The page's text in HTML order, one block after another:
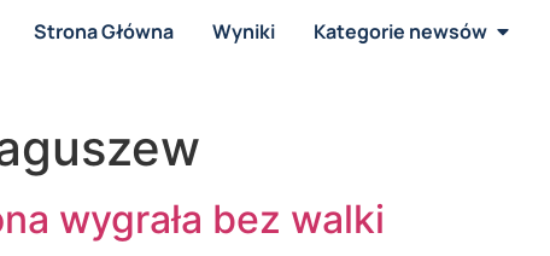
Strona Główna Wyniki Kategorie newsów
wygrała bez walki